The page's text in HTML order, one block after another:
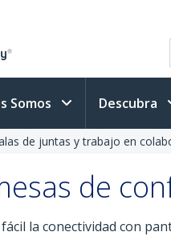
Somos Descubra
de juntas y trabajo en
de
la conectividad con